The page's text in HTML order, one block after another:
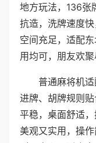
地方玩法，136张
抗造，洗牌速度
空间充足，适配
用均可，朋友欢聚
普通麻将机适
进牌、胡牌规则
平稳，桌面舒适
美观又实用，操